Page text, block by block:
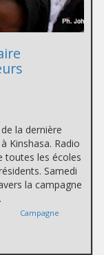
la dernière
Kinshasa. Radio
toutes les écoles
Samedi
la campagne
Campagne